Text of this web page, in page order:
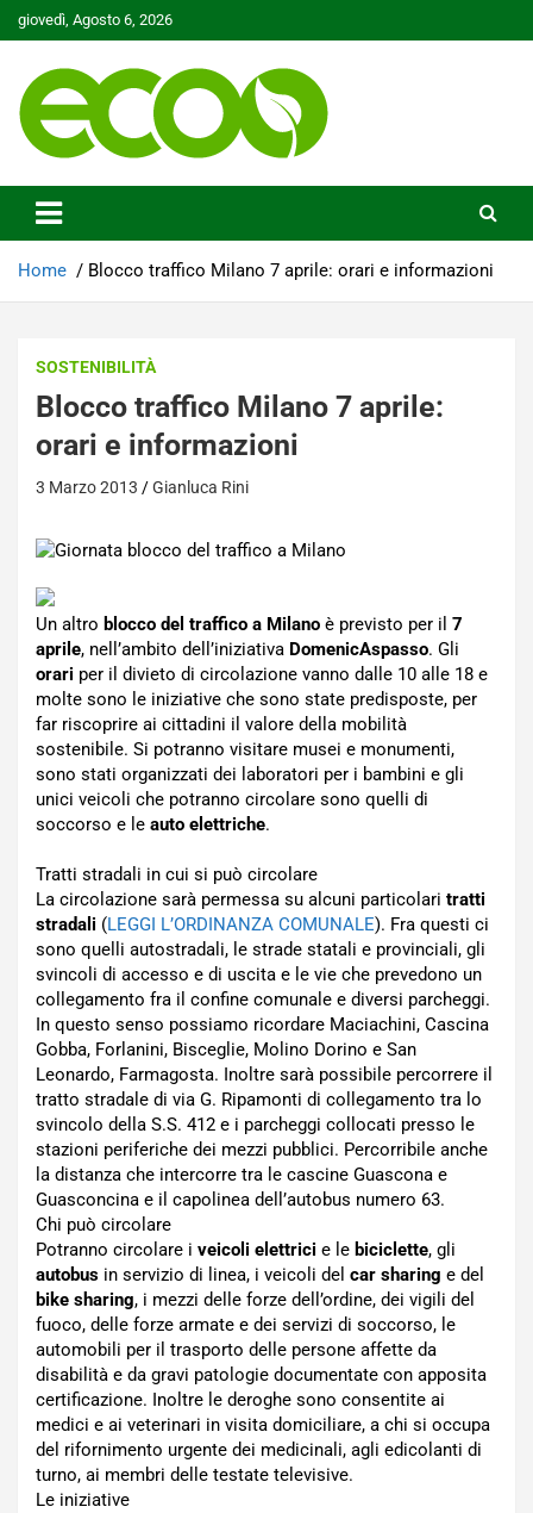
Skip
to
giovedì, Agosto 6, 2026
Ecoo.it
Home Blocco traffico Milano 7 aprile: orari e informazioni
SOSTENIBILITÀ
Blocco traffico Milano 7 aprile:
orari e informazioni
3 Marzo 2013 Gianluca Rini
Un altro blocco del traffico a Milano è previsto per il 7
aprile, nell’ambito dell’iniziativa DomenicAspasso. Gli
orari per il divieto di circolazione vanno dalle 10 alle 18 e
molte sono le iniziative che sono state predisposte, per
far riscoprire ai cittadini il valore della mobilità
sostenibile. Si potranno visitare musei e monumenti,
sono stati organizzati dei laboratori per i bambini e gli
unici veicoli che potranno circolare sono quelli di
soccorso e le auto elettriche.
Tratti stradali in cui si può circolare
La circolazione sarà permessa su alcuni particolari tratti
stradali (LEGGI L’ORDINANZA COMUNALE). Fra questi ci
sono quelli autostradali, le strade statali e provinciali, gli
svincoli di accesso e di uscita e le vie che prevedono un
collegamento fra il confine comunale e diversi parcheggi.
In questo senso possiamo ricordare Maciachini, Cascina
Gobba, Forlanini, Bisceglie, Molino Dorino e San
Leonardo, Farmagosta. Inoltre sarà possibile percorrere il
tratto stradale di via G. Ripamonti di collegamento tra lo
svincolo della S.S. 412 e i parcheggi collocati presso le
stazioni periferiche dei mezzi pubblici. Percorribile anche
la distanza che intercorre tra le cascine Guascona e
Guasconcina e il capolinea dell’autobus numero 63.
Chi può circolare
Potranno circolare i veicoli elettrici e le biciclette, gli
autobus in servizio di linea, i veicoli del car sharing e del
bike sharing, i mezzi delle forze dell’ordine, dei vigili del
fuoco, delle forze armate e dei servizi di soccorso, le
automobili per il trasporto delle persone affette da
disabilità e da gravi patologie documentate con apposita
certificazione. Inoltre le deroghe sono consentite ai
medici e ai veterinari in visita domiciliare, a chi si occupa
del rifornimento urgente dei medicinali, agli edicolanti di
turno, ai membri delle testate televisive.
Le iniziative